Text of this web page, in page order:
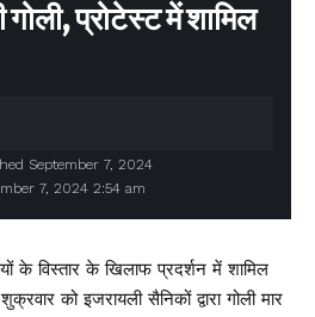
गोली, प्रोटेस्ट में शामिल
7, 2024 2:54 am
September 7, 2024
के विस्तार के खिलाफ प्रदर्शन में शामिल
को इजरायली सैनिकों द्वारा गोली मार